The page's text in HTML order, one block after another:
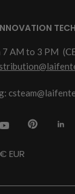
7 AM to 3 PM
EUR